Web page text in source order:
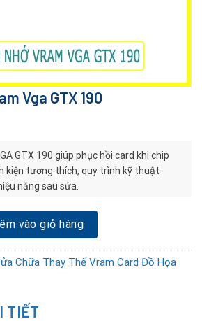
Vga GTX 190
GTX 190 giúp phục hồi card khi chip
kiện tương thích, quy trình kỹ thuật
năng sau sửa.
GTX 190 số lượng
vào giỏ hàng
Chữa Thay Thế Vram Card Đồ Họa
TIẾT